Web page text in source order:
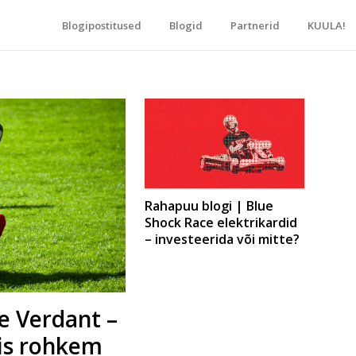
Blogipostitused Blogid Partnerid KUULA!
Verdant –
rohkem
Rahapuu blogi | Blue
Shock Race elektrikardid
– investeerida või mitte?